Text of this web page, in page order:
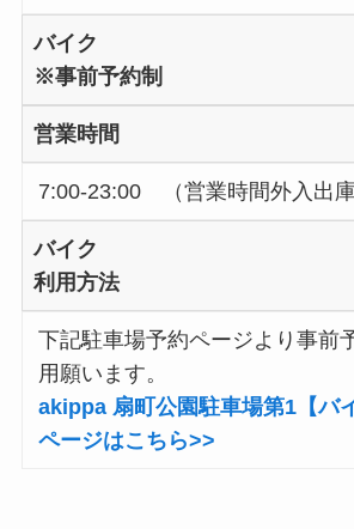
バイク
※事前予約制
営業時間
7:00-23:00 （営業時間外入出庫
バイク
利用方法
下記駐車場予約ページより事前
用願います。
akippa 扇町公園駐車場第1【バ
ページはこちら>>